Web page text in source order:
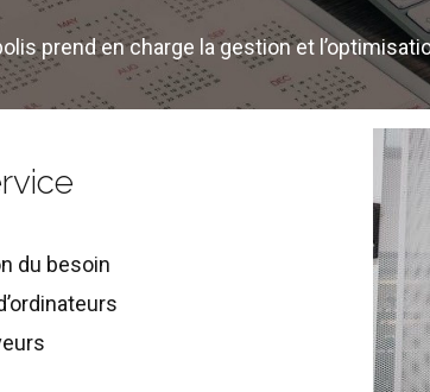
prend en charge la gestion et
du besoin